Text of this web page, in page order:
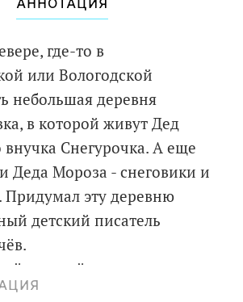
АННОТАЦИЯ
где-то в
или Вологодской
небольшая деревня
в которой живут Дед
Снегурочка. А еще
Деда Мороза - снеговики и
Придумал эту деревню
детский писатель
детский художник-
Виктор Чижиков